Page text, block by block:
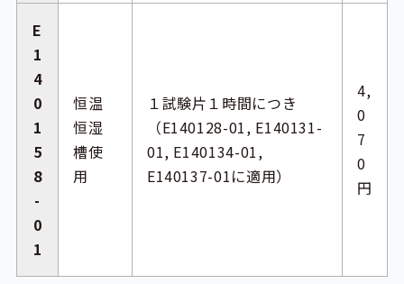
E
1
4
0
1
5
8
-
0
1
恒温
恒湿
槽使
用
１試験片１時間につき
（E140128-01, E140131-
01, E140134-01,
E140137-01に適用）
4,
0
7
0
円